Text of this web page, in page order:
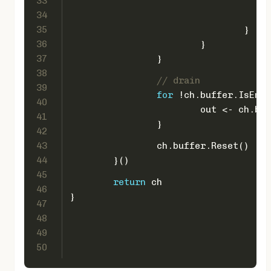
34
35
36
37
38
39
40
41
42
43
44
45
46
47
48
49
50
				}
			}
		}
// drain
for
out <-
		}
		ch.buffer.Reset()
	}()
return ch
}